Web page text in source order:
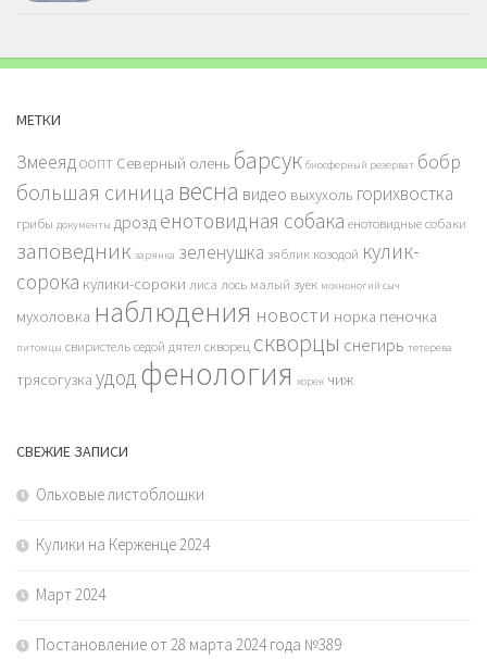
МЕТКИ
ЗмееядООПТ Северный олень барсук биосферный резерват бобр
большая синица весна видео выхухоль горихвостка
грибы документы дрозд енотовидная собака енотовидные собаки
заповедник зарянка зеленушка зяблик козодой кулик-
сорока кулики-сороки лиса лось малый зуек мохноногий сыч
мухоловка наблюдения новости норка пеночка
питомцы свиристельседой дятел скворец скворцы снегирь тетерева
трясогузка удод фенология хорек чиж
СВЕЖИЕ ЗАПИСИ
Ольховые листоблошки
Кулики на Керженце 2024
Март 2024
Постановление от 28 марта 2024 года №389